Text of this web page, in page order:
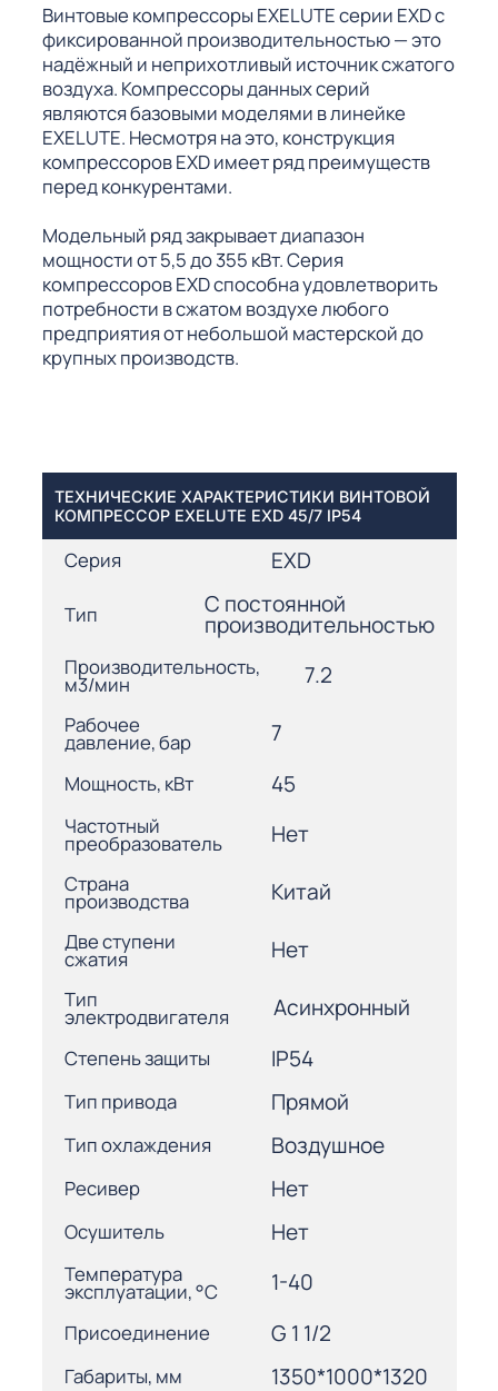
Винтовые компрессоры EXELUTE серии EXD с
фиксированной производительностью — это
надёжный и неприхотливый источник сжатого
воздуха. Компрессоры данных серий
являются базовыми моделями в линейке
EXELUTE. Несмотря на это, конструкция
компрессоров EXD имеет ряд преимуществ
перед конкурентами.
Модельный ряд закрывает диапазон
мощности от 5,5 до 355 кВт. Серия
компрессоров EXD способна удовлетворить
потребности в сжатом воздухе любого
предприятия от небольшой мастерской до
крупных производств.
ТЕХНИЧЕСКИЕ ХАРАКТЕРИСТИКИ ВИНТОВОЙ
КОМПРЕССОР EXELUTE EXD 45/7 IP54
Серия EXD
Тип С постоянной
производительностью
Производительность,
м3/мин 7.2
Рабочее
давление, бар 7
Мощность, кВт 45
Частотный
преобразователь Нет
Страна
производства Китай
Две ступени
сжатия Нет
Тип
электродвигателя Асинхронный
Степень защиты IP54
Тип привода Прямой
Тип охлаждения Воздушное
Ресивер Нет
Осушитель Нет
Температура
эксплуатации, °С 1-40
Присоединение G 1 1/2
Габариты, мм 1350*1000*1320